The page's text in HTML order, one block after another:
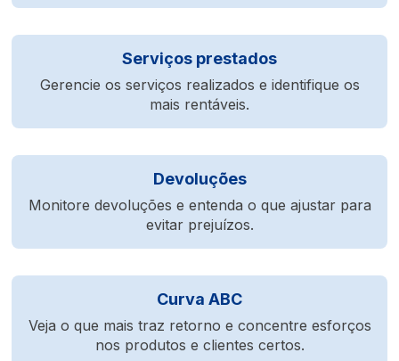
Serviços prestados
Gerencie os serviços realizados e identifique os
mais rentáveis.
Devoluções
Monitore devoluções e entenda o que ajustar para
evitar prejuízos.
Curva ABC
Veja o que mais traz retorno e concentre esforços
nos produtos e clientes certos.